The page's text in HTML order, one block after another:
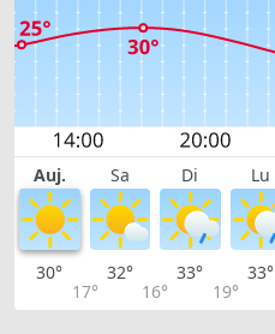
Auj. Sa Di Lu
30°
17°
32°
16°
33°
19°
33°